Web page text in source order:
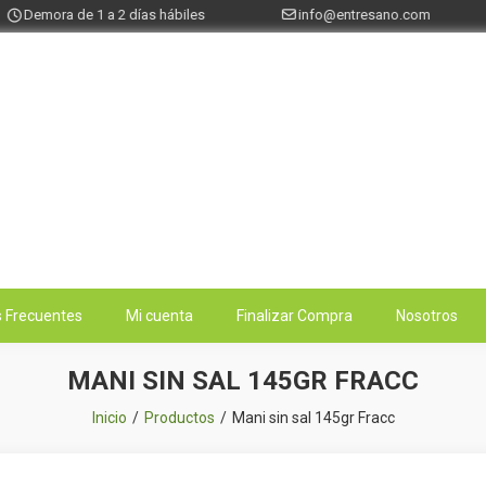
Demora de 1 a 2 días hábiles info@entresano.com
Frecuentes Mi cuenta Finalizar Compra Nosotros
MANI SIN SAL 145GR FRACC
Inicio Productos Mani sin sal 145gr Fracc